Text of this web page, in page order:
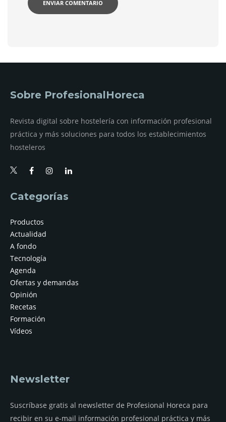
Sobre ProfesionalHoreca
Revista digital sobre hostelería con información profesional
práctica y más soluciones para todos los establecimientos
hosteleros
Categorías
Productos
Actualidad
A fondo
Tecnología
Agenda
Ofertas y demandas
Opinión
Recetas
Formación
Vídeos
Newsletter
Suscríbase gratis al newsletter de Profesional Horeca para
recibir en su e-mail información profesional práctica y más